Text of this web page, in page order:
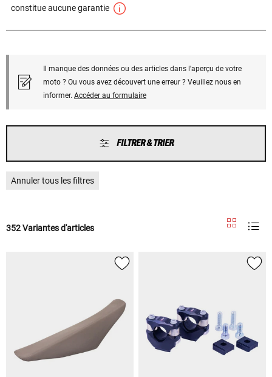
constitue aucune garantie
Il manque des données ou des articles dans l'aperçu de votre
moto ? Ou vous avez découvert une erreur ? Veuillez nous en
informer. Accéder au formulaire
FILTRER & TRIER
Annuler tous les filtres
352 Variantes d'articles